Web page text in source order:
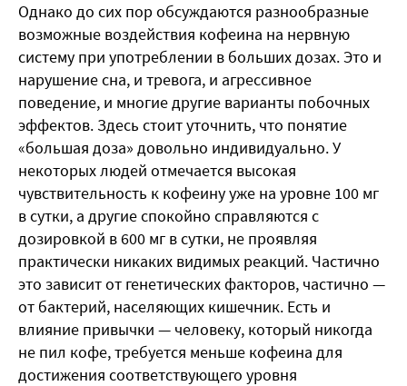
Однако до сих пор обсуждаются разнообразные
возможные воздействия кофеина на нервную
систему при употреблении в больших дозах. Это и
нарушение сна, и тревога, и агрессивное
поведение, и многие другие варианты побочных
эффектов. Здесь стоит уточнить, что понятие
«большая доза» довольно индивидуально. У
некоторых людей отмечается высокая
чувствительность к кофеину уже на уровне 100 мг
в сутки, а другие спокойно справляются с
дозировкой в 600 мг в сутки, не проявляя
практически никаких видимых реакций. Частично
это зависит от генетических факторов, частично —
от бактерий, населяющих кишечник. Есть и
влияние привычки — человеку, который никогда
не пил кофе, требуется меньше кофеина для
достижения соответствующего уровня